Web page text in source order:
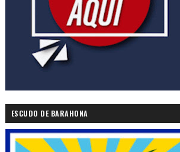
ESCUDO DE BARAHONA